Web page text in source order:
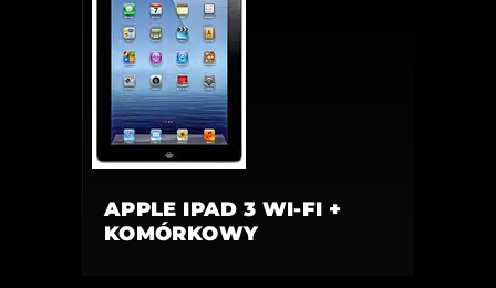
APPLE IPAD 3 WI-FI +
KOMÓRKOWY